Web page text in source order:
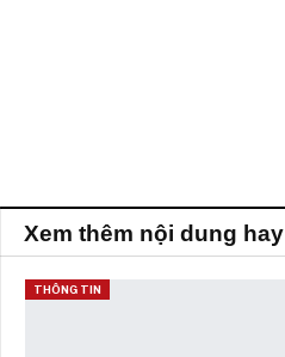
Xem thêm nội dung hay
THÔNG TIN